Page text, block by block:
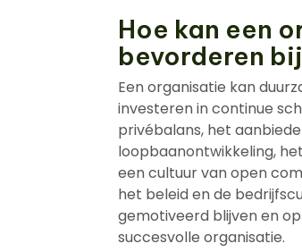
Hoe kan een
bevorderen
Een organisatie kan
investeren in continue
privébalans, het
loopbaanontwikkeling,
een cultuur van open
het beleid en de
gemotiveerd blijven en
succesvolle organisatie.